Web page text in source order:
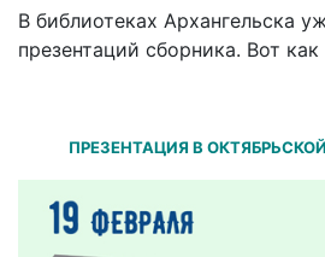
В библиотеках Архангельска
презентаций сборника. Вот
ПРЕЗЕНТАЦИЯ В